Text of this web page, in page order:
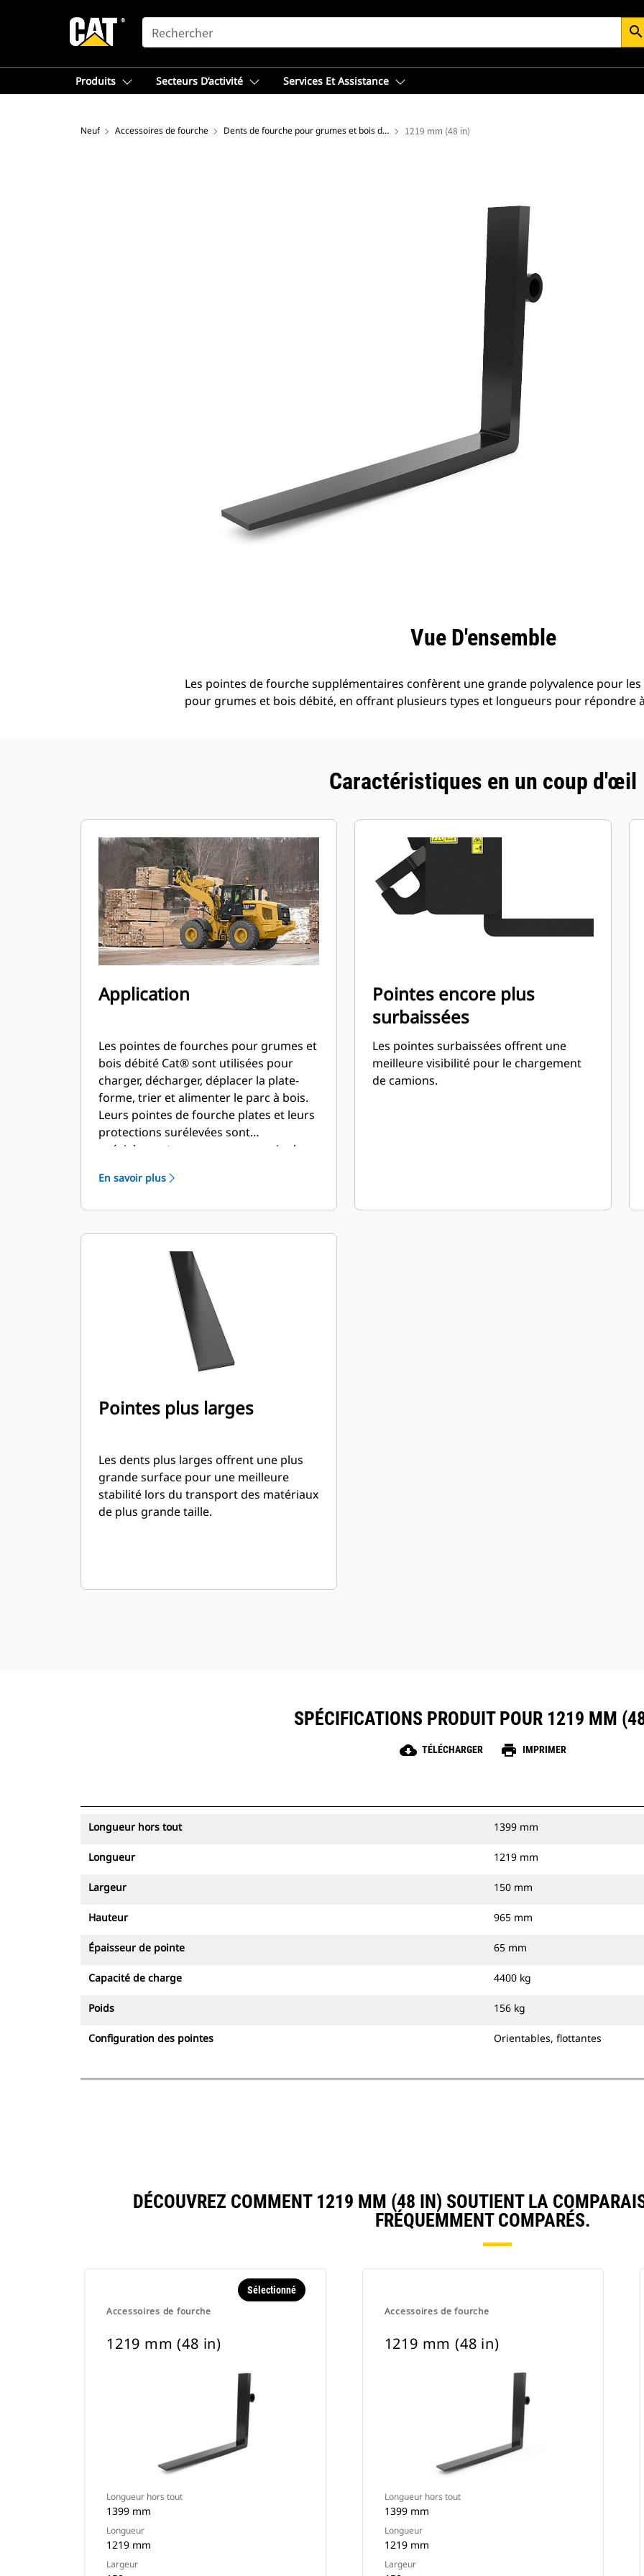
SEARCH search
Produits Secteurs D’activité Services Et Assistance
Neuf Accessoires de fourche Dents de fourche pour grumes et bois débité 1219 mm (48 in)
Vue D'ensemble
Les pointes de fourche supplémentaires confèrent une grande polyvalence pour
pour grumes et bois débité, en offrant plusieurs types et longueurs pour répondre
Caractéristiques en un coup d'œil
Application
Les pointes de fourches pour grumes et
bois débité Cat® sont utilisées pour
charger, décharger, déplacer la plate-
forme, trier et alimenter le parc à bois.
Leurs pointes de fourche plates et leurs
protections surélevées sont
spécialement conçues pour manipuler
empilé.
En savoir plus
Pointes encore plus
surbaissées
Les pointes surbaissées offrent une
meilleure visibilité pour le chargement
de camions.
Pointes plus larges
Les dents plus larges offrent une plus
grande surface pour une meilleure
stabilité lors du transport des matériaux
de plus grande taille.
SPÉCIFICATIONS PRODUIT POUR 1219 MM
cloud_download TÉLÉCHARGER print IMPRIMER
Longueur hors tout 1399 mm
Longueur 1219 mm
Largeur 150 mm
Hauteur 965 mm
Épaisseur de pointe 65 mm
Capacité de charge 4400 kg
Poids 156 kg
Configuration des pointes Orientables, flottantes
DÉCOUVREZ COMMENT 1219 MM (48 IN) SOUTIENT LA
FRÉQUEMMENT COMPARÉS.
Accessoires de fourche
Sélectionné
1219 mm (48 in)
Longueur hors tout
1399 mm
Longueur
1219 mm
Largeur
Accessoires de fourche
1219 mm (48 in)
Longueur hors tout
1399 mm
Longueur
1219 mm
Largeur